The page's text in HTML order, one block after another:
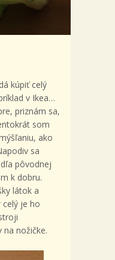
kúpiť celý
v Ikea…
priznám sa,
som
ako
sa
pôvodnej
k dobru.
látok a
celý je ho
na nožičke.